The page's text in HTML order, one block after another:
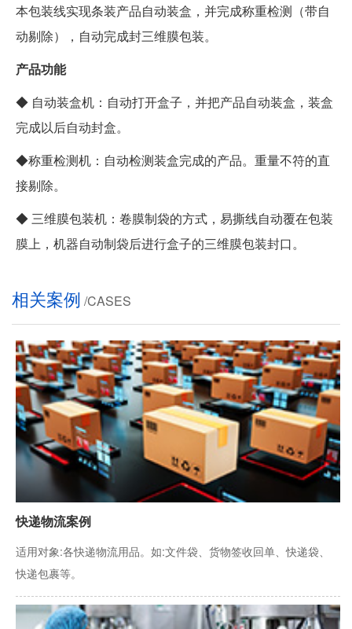
本包装线实现条装产品自动装盒，并完成称重检测（带自
动剔除），自动完成封三维膜包装。
产品功能
◆ 自动装盒机：自动打开盒子，并把产品自动装盒，装盒
完成以后自动封盒。
◆称重检测机：自动检测装盒完成的产品。重量不符的直
接剔除。
◆ 三维膜包装机：卷膜制袋的方式，易撕线自动覆在包装
膜上，机器自动制袋后进行盒子的三维膜包装封口。
相关案例 /CASES
快递物流案例
适用对象:各快递物流用品。如:文件袋、货物签收回单、快递袋、
快递包裹等。